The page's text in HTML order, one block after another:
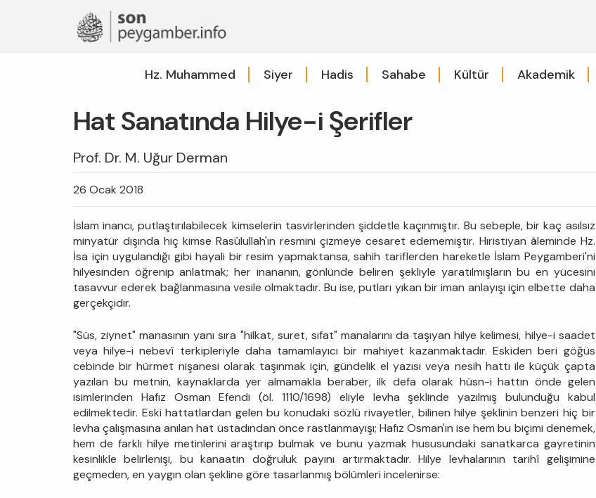
Hz. Muhammed Siyer Hadis Sahabe Kültür Akademik
Hat Sanatında Hilye-i Şerifler
Prof. Dr. M. Uğur Derman
26 Ocak 2018
İslam inancı, putlaştırılabilecek kimselerin tasvirlerinden şiddetle kaçınmıştır. Bu sebeple, bir kaç asılsız
minyatür dışında hiç kimse Rasûlullah'ın resmini çizmeye cesaret edememiştir. Hıristiyan âleminde Hz.
İsa için uygulandığı gibi hayali bir resim yapmaktansa, sahih tariflerden hareketle İslam Peygamberi'ni
hilyesinden öğrenip anlatmak; her inananın, gönlünde beliren şekliyle yaratılmışların bu en yücesini
tasavvur ederek bağlanmasına vesile olmaktadır. Bu ise, putları yıkan bir iman anlayışı için elbette daha
gerçekçidir.
"Süs, ziynet" manasının yanı sıra "hilkat, suret, sıfat" manalarını da taşıyan hilye kelimesi, hilye-i saadet
veya hilye-i nebevî terkipleriyle daha tamamlayıcı bir mahiyet kazanmaktadır. Eskiden beri göğüs
cebinde bir hürmet nişanesi olarak taşınmak için, gündelik el yazısı veya nesih hattı ile küçük çapta
yazılan bu metnin, kaynaklarda yer almamakla beraber, ilk defa olarak hüsn-i hattın önde gelen
isimlerinden Hafız Osman Efendi (öl. 1110/1698) eliyle levha şeklinde yazılmış bulunduğu kabul
edilmektedir. Eski hattatlardan gelen bu konudaki sözlü rivayetler, bilinen hilye şeklinin benzeri hiç bir
levha çalışmasına anılan hat üstadından önce rastlanmayışı; Hafız Osman'ın ise hem bu biçimi denemek,
hem de farklı hilye metinlerini araştırıp bulmak ve bunu yazmak hususundaki sanatkarca gayretinin
kesinlikle belirlenişi, bu kanaatin doğruluk payını artırmaktadır. Hilye levhalarının tarihî gelişimine
geçmeden, en yaygın olan şekline göre tasarlanmış bölümleri incelenirse: